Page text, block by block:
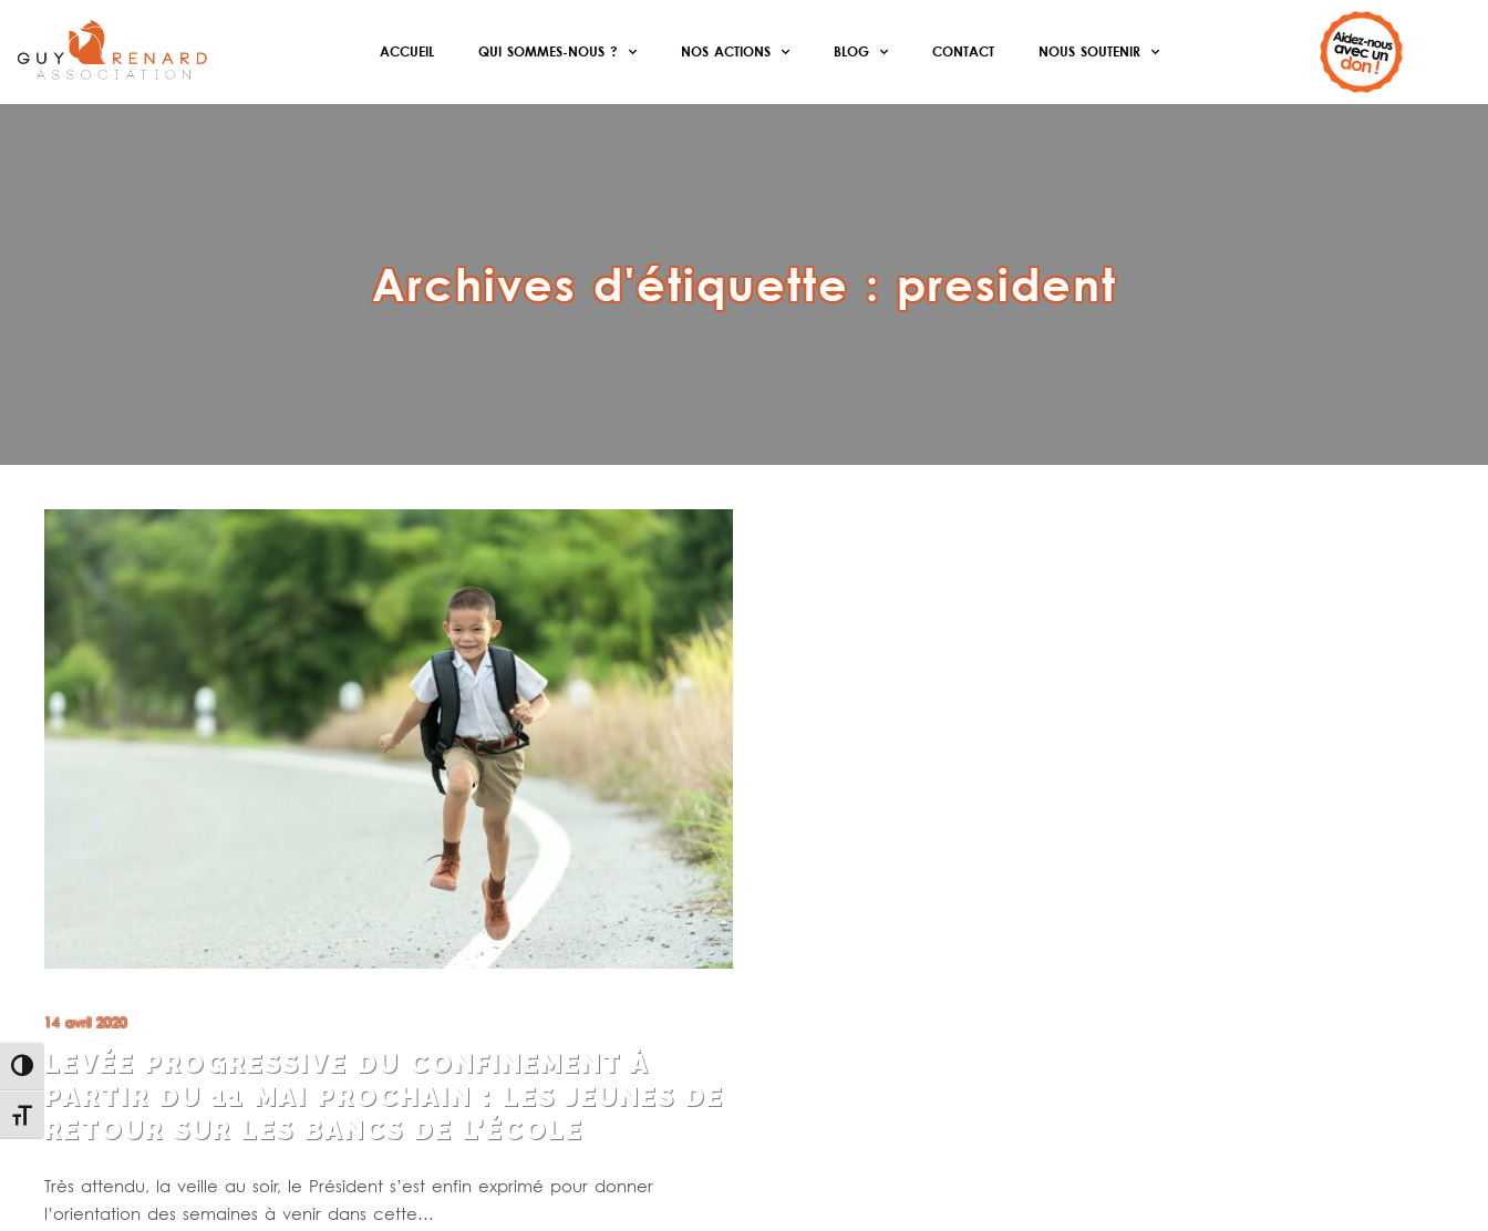
Passer en contraste élevé
Changer la taille de la police
ACCUEIL QUI SOMMES-NOUS ? NOS ACTIONS BLOG CONTACT NOUS SOUTENIR
Archives d'étiquette : president
14 avril 2020
LEVÉE PROGRESSIVE DU CONFINEMENT À
PARTIR DU 11 MAI PROCHAIN : LES JEUNES DE
RETOUR SUR LES BANCS DE L’ÉCOLE
Très attendu, la veille au soir, le Président s’est enfin exprimé pour donner
l’orientation des semaines à venir dans cette…